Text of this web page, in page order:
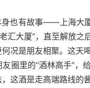
身也有故事——上海大
汇大厦”，直至解放之
况是朋友相聚。这天
圈里的“酒林高手”，
这酒是走高端路线的